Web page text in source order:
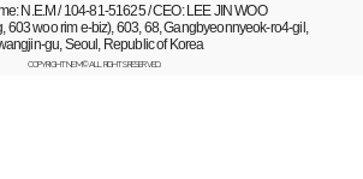
N.E.M / 104-81-51625 / CEO: LEE JIN WOO
603 woo rim e-biz), 603, 68, Gangbyeonnyeok-ro4-gil,
gu, Seoul, Republic of Korea
COPYRIGHT NEM© ALL RIGHTS RESERVED.